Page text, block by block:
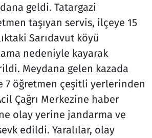
geldi. Tatargazi
taşıyan servis, ilçeye 15
Sarıdavut köyü
nedeniyle kayarak
Meydana gelen kazada
7 öğretmen çeşitli yerlerinden
Çağrı Merkezine haber
olay yerine jandarma ve
edildi. Yaralılar, olay